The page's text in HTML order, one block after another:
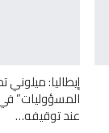
إيطاليا: ميلوني
المسؤوليات”
عند توقيفه…